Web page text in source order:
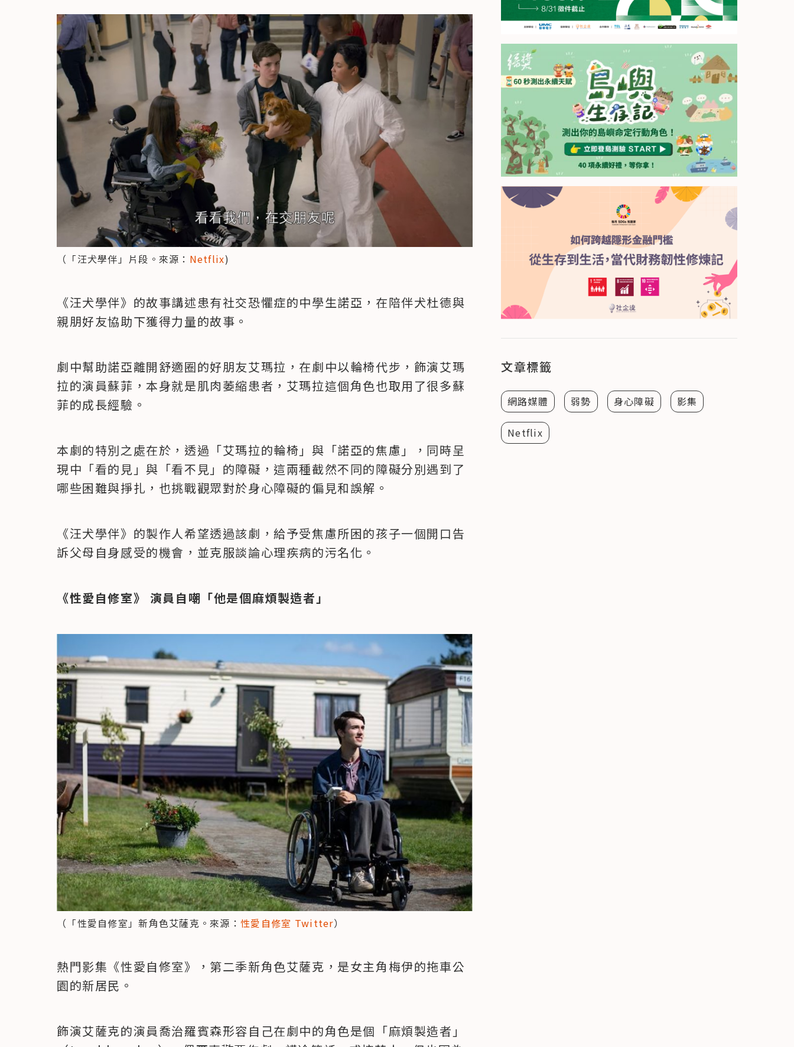
（「汪犬學伴」片段。來源： Netflix)
《汪犬學伴》的故事講述患有社交恐懼症的中學生諾亞，在陪伴犬杜德與
親朋好友協助下獲得力量的故事。
劇中幫助諾亞離開舒適圈的好朋友艾瑪拉，在劇中以輪椅代步，飾演艾瑪
拉的演員蘇菲，本身就是肌肉萎縮患者，艾瑪拉這個角色也取用了很多蘇
菲的成長經驗。
本劇的特別之處在於，透過「艾瑪拉的輪椅」與「諾亞的焦慮」，同時呈
現中「看的見」與「看不見」的障礙，這兩種截然不同的障礙分別遇到了
哪些困難與掙扎，也挑戰觀眾對於身心障礙的偏見和誤解。
《汪犬學伴》的製作人希望透過該劇，給予受焦慮所困的孩子一個開口告
訴父母自身感受的機會，並克服談論心理疾病的污名化。
《性愛自修室》 演員自嘲「他是個麻煩製造者」
（「性愛自修室」新角色艾薩克。來源：性愛自修室 Twitter）
熱門影集《性愛自修室》，第二季新角色艾薩克，是女主角梅伊的拖車公
園的新居民。
飾演艾薩克的演員喬治羅賓森形容自己在劇中的角色是個「麻煩製造者」
文章標籤
網路媒體 弱勢 身心障礙 影集
Netflix